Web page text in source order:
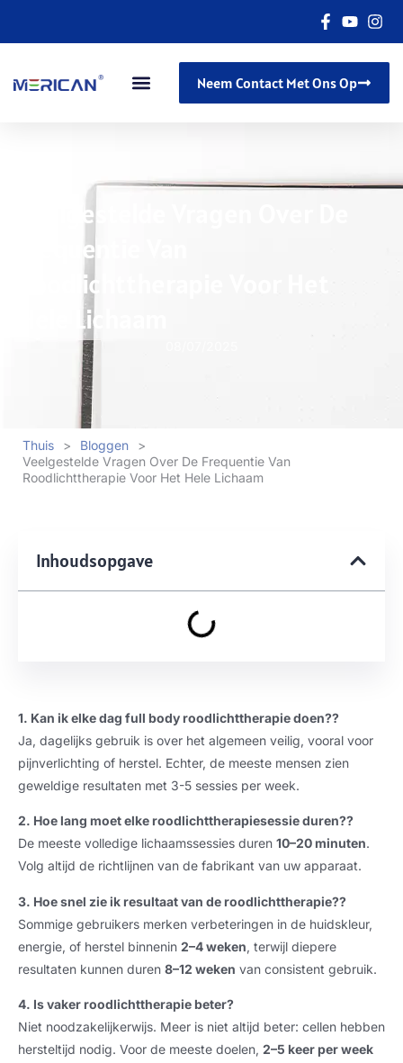
Neem Contact Met Ons Op
Veelgestelde Vragen Over De
Frequentie Van
Roodlichttherapie Voor Het
Hele Lichaam
Thuis > Bloggen
>
Veelgestelde Vragen Over De Frequentie Van
Roodlichttherapie Voor Het Hele Lichaam
Inhoudsopgave
1. Kan ik elke dag full body roodlichttherapie doen??
Ja, dagelijks gebruik is over het algemeen veilig, vooral voor
pijnverlichting of herstel. Echter, de meeste mensen zien
geweldige resultaten met 3-5 sessies per week.
2. Hoe lang moet elke roodlichttherapiesessie duren??
De meeste volledige lichaamssessies duren 10–20 minuten.
Volg altijd de richtlijnen van de fabrikant van uw apparaat.
3. Hoe snel zie ik resultaat van de roodlichttherapie??
Sommige gebruikers merken verbeteringen in de huidskleur,
energie, of herstel binnenin 2–4 weken, terwijl diepere
resultaten kunnen duren 8–12 weken van consistent gebruik.
4. Is vaker roodlichttherapie beter?
Niet noodzakelijkerwijs. Meer is niet altijd beter: cellen hebben
hersteltijd nodig. Voor de meeste doelen, 2–5 keer per week